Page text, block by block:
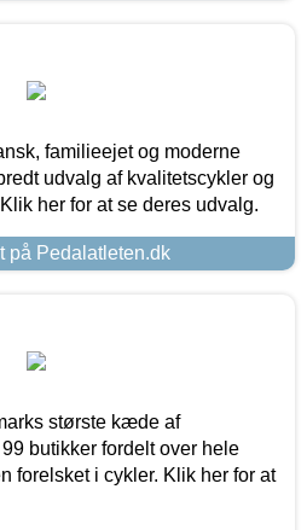
familieejet og moderne
udvalg af kvalitetscykler og
her for at se deres udvalg.
på Pedalatleten.dk
største kæde af
butikker fordelt over hele
forelsket i cykler. Klik her for at